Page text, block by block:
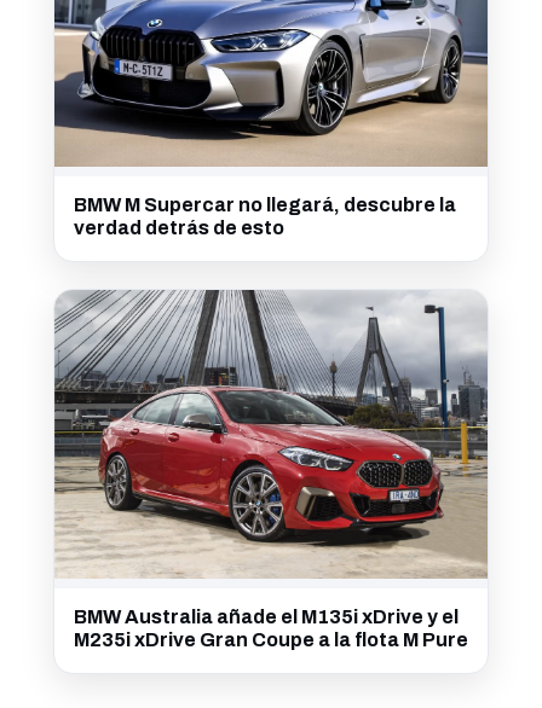
BMW M Supercar no llegará, descubre la
verdad detrás de esto
BMW Australia añade el M135i xDrive y el
M235i xDrive Gran Coupe a la flota M Pure